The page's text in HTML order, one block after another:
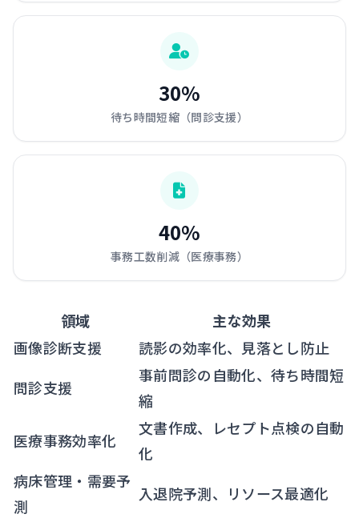
30%
待ち時間短縮（問診支援）
40%
事務工数削減（医療事務）
領域
主な効果
画像診断支援
読影の効率化、見落とし防止
問診支援
事前問診の自動化、待ち時間短
縮
医療事務効率化
文書作成、レセプト点検の自動
化
病床管理・需要予
測
入退院予測、リソース最適化